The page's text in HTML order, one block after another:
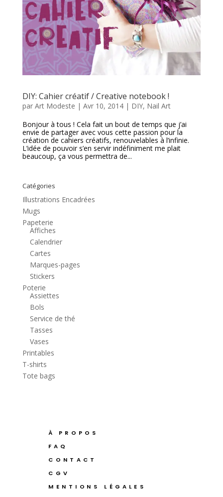
DIY: Cahier créatif / Creative notebook !
par Art Modeste | Avr 10, 2014| DIY, Nail Art
Bonjour à tous ! Cela fait un bout de temps que j’ai
envie de partager avec vous cette passion pour la
création de cahiers créatifs, renouvelables à l’infinie.
L’idée de pouvoir s’en servir indéfiniment me plait
beaucoup, ça vous permettra de...
Catégories
Illustrations Encadrées
Mugs
Papeterie
Affiches
Calendrier
Cartes
Marques-pages
Stickers
Poterie
Assiettes
Bols
Service de thé
Tasses
Vases
Printables
T-shirts
Tote bags
À PROPOS
FAQ
CONTACT
CGV
MENTIONS LÉGALES